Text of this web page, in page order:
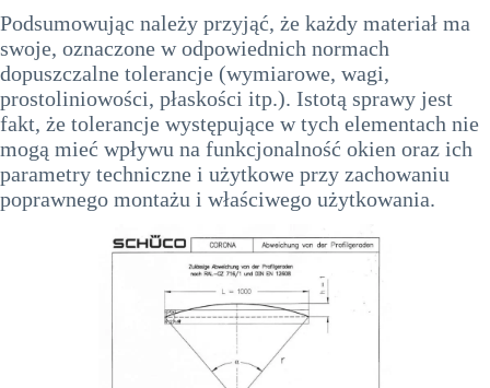
Podsumowując należy przyjąć, że każdy materiał ma
swoje, oznaczone w odpowiednich normach
dopuszczalne tolerancje (wymiarowe, wagi,
prostoliniowości, płaskości itp.). Istotą sprawy jest
fakt, że tolerancje występujące w tych elementach nie
mogą mieć wpływu na funkcjonalność okien oraz ich
parametry techniczne i użytkowe przy zachowaniu
poprawnego montażu i właściwego użytkowania.